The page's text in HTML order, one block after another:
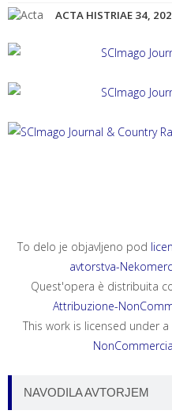
ACTA HISTRIAE 34,
ANNALES, SERIES
To delo je objavljeno pod
avtorstva-
Quest'opera è distribuita
Attribuzione-
This work is licensed under a
NAVODILA AVTORJEM